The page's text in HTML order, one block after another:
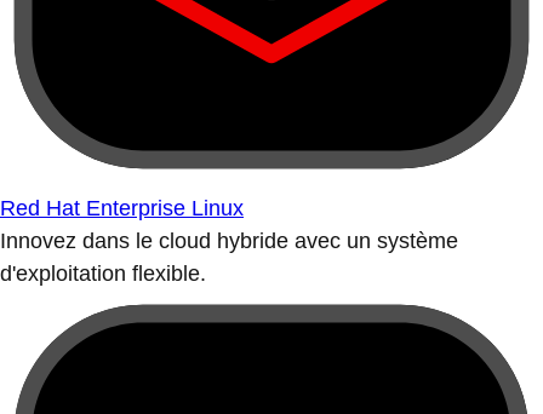
Red Hat Enterprise Linux
Innovez dans le cloud hybride avec un système
d'exploitation flexible.